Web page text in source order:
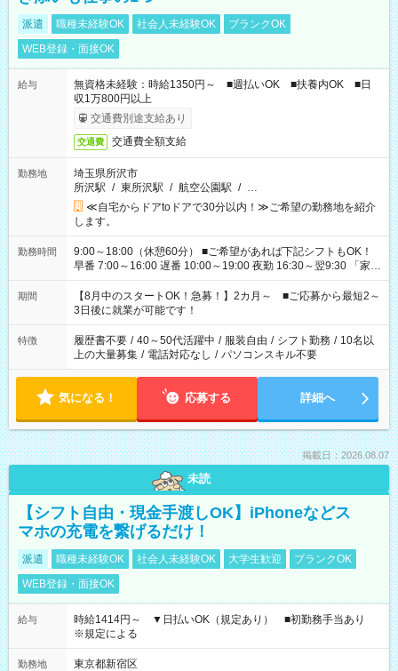
派遣 職種未経験OK 社会人未経験OK
ブランクOK
WEB登録・面接OK
給与
無資格未経験：時給1350円～ ■週払いOK ■扶養内OK ■日
収1万800円以上
交通費別途支給あり
交通費 交通費全額支給
勤務地
埼玉県所沢市
所沢駅 / 東所沢駅 / 航空公園駅 / …
≪自宅からドアtoドアで30分以内！≫ご希望の勤務地を紹介
します。
勤務時間
9:00～18:00（休憩60分） ■ご希望があれば下記シフトもOK！
早番 7:00～16:00 遅番 10:00～19:00 夜勤 16:30～翌9:30 「家族
と休みを合わせたい」 「余裕を持って夕飯の準備がしたい」
「できれば残業はしたくない」 など、ご希望を教えてください
ね。 ※Wワーク希望の方へ 今ご覧のお仕事で希望する勤務時間
と、もう1つのお仕事の勤務時間。 合計で週40時間を超える場
合は応募できません。
期間
【8月中のスタートOK！急募！】2カ月～ ■ご応募から最短2～
3日後に就業が可能です！
特徴 履歴書不要 / 40～50代活躍中 / 服装自由 / シフト勤務 / 10名以
上の大量募集 / 電話対応なし / パソコンスキル不要
気になる！ 応募する 詳細へ
掲載日：2026.08.07
未読
【シフト自由・現金手渡しOK】iPhoneなどス
マホの充電を繋げるだけ！
派遣 職種未経験OK 社会人未経験OK 大学生歓迎
ブランクOK
WEB登録・面接OK
給与
時給1414円～ ▼日払いOK（規定あり） ■初勤務手当あり
※規定による
勤務地
東京都新宿区